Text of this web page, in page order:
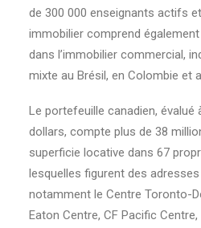
de 300 000 enseignants actifs
immobilier comprend
dans l’immobilier commercial,
mixte au Brésil, en Colombie et
Le portefeuille canadien, évalué
dollars, compte plus de 38
superficie locative dans 67
lesquelles figurent des
notamment le Centre Toronto-
Eaton Centre, CF Pacific